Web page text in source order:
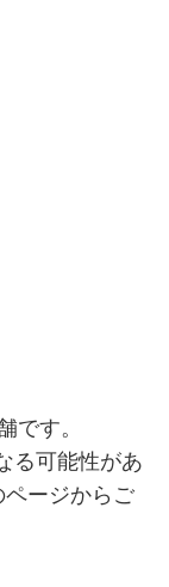
です。
る可能性があ
ページからご